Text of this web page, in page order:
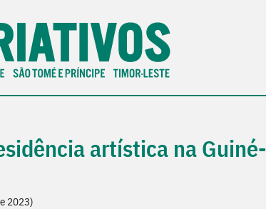
artística na Guiné-
2023)